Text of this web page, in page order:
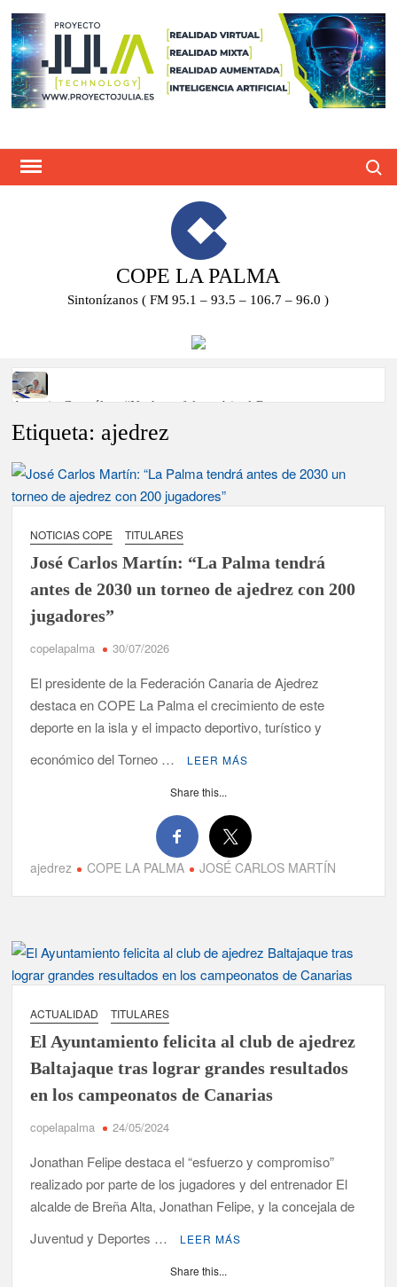
Saltar
contenido
COPE LA PALMA
Sintonízanos ( FM 95.1 – 93.5 – 106.7 – 96.0 )
Antonio González: “No hace falta subir al Roque para
‘El Espejo’ cierra temporada tras más de 20 años dando voz a
la actualidad de la Diócesis
España y traer el cinturón a Canarias”
de ajedrez con 200 jugadores”
dinamizador de Los Llanos de Aridane
David Ruiz rechaza las críticas de Nueva Canarias y defiende
que Tazacorte “avanza y cumple objetivos”
violencia de género con el apoyo empresarial
de La Palma y refuerza el comercio local en su sexta edición
Borja Perdomo acusa al Gobierno del Cabildo de falta de
no capitalinas derivados a hospitales de Tenerife
Etiqueta: ajedrez
NOTICIAS COPE TITULARES
José Carlos Martín: “La Palma tendrá
antes de 2030 un torneo de ajedrez con 200
jugadores”
copelapalma 30/07/2026
El presidente de la Federación Canaria de Ajedrez
destaca en COPE La Palma el crecimiento de este
deporte en la isla y el impacto deportivo, turístico y
económico del Torneo …
LEER MÁS
Share this...
ajedrez COPE LA PALMA JOSÉ CARLOS MARTÍN
ACTUALIDAD TITULARES
El Ayuntamiento felicita al club de ajedrez
Baltajaque tras lograr grandes resultados
en los campeonatos de Canarias
copelapalma 24/05/2024
Jonathan Felipe destaca el “esfuerzo y compromiso”
realizado por parte de los jugadores y del entrenador El
alcalde de Breña Alta, Jonathan Felipe, y la concejala de
Juventud y Deportes …
LEER MÁS
Share this...